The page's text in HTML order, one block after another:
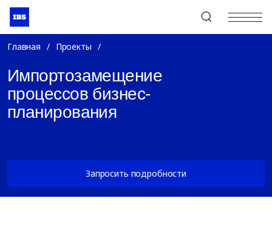
+7 (495) 967-80-80
Главная / Проекты /
Импортозамещение
процессов бизнес-
планирования
Запросить подробности